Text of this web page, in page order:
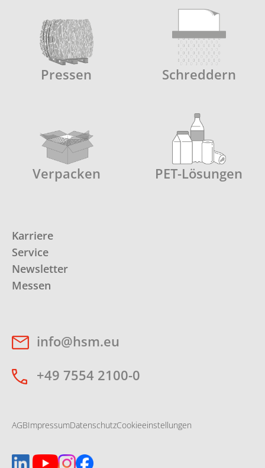
Pressen Schreddern
Verpacken PET-Lösungen
Karriere
Service
Newsletter
Messen
info@hsm.eu
+49 7554 2100-0
AGBImpressumDatenschutzCookieeinstellungen